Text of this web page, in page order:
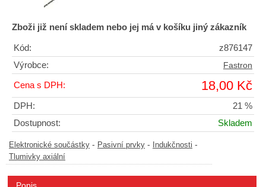
Zboži již není skladem nebo jej má v košíku jiný zákazník
Kód:
z876147
Výrobce:
Fastron
Cena s DPH: 18,00 Kč
DPH:
21 %
Dostupnost:
Skladem
Elektronické součástky - Pasivní prvky - Indukčnosti -
Tlumivky axiální